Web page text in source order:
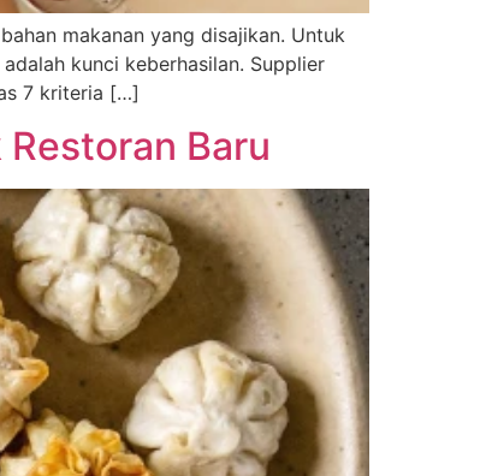
makanan yang disajikan. Untuk
kunci keberhasilan. Supplier
7 kriteria […]
Baru